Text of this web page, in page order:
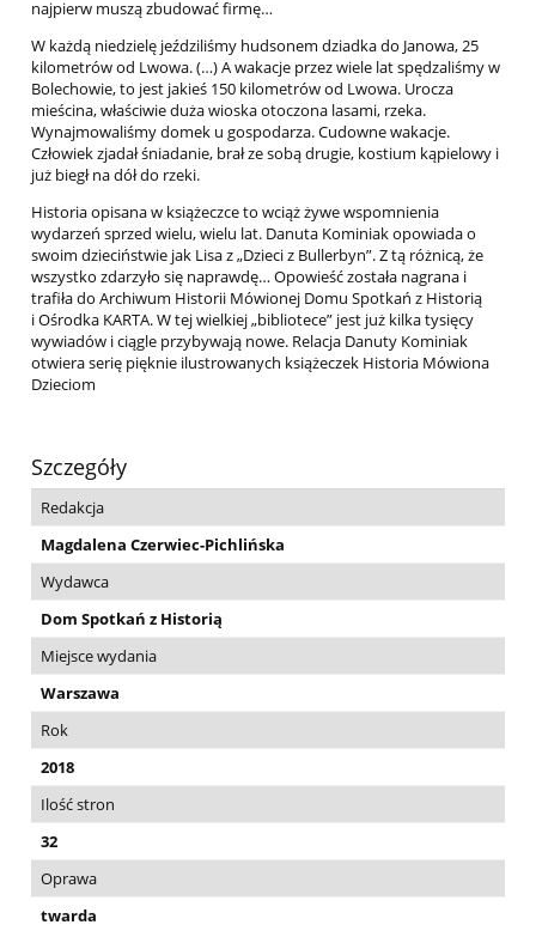
najpierw muszą zbudować firmę…
W każdą niedzielę jeździliśmy hudsonem dziadka do Janowa, 25
kilometrów od Lwowa. (…) A wakacje przez wiele lat spędzaliśmy w
Bolechowie, to jest jakieś 150 kilometrów od Lwowa. Urocza
mieścina, właściwie duża wioska otoczona lasami, rzeka.
Wynajmowaliśmy domek u gospodarza. Cudowne wakacje.
Człowiek zjadał śniadanie, brał ze sobą drugie, kostium kąpielowy i
już biegł na dół do rzeki.
Historia opisana w książeczce to wciąż żywe wspomnienia
wydarzeń sprzed wielu, wielu lat. Danuta Kominiak opowiada o
swoim dzieciństwie jak Lisa z „Dzieci z Bullerbyn”. Z tą różnicą, że
wszystko zdarzyło się naprawdę… Opowieść została nagrana i
trafiła do Archiwum Historii Mówionej Domu Spotkań z Historią
i Ośrodka KARTA. W tej wielkiej „bibliotece” jest już kilka tysięcy
wywiadów i ciągle przybywają nowe. Relacja Danuty Kominiak
otwiera serię pięknie ilustrowanych książeczek Historia Mówiona
Dzieciom
Szczegóły
Redakcja
Magdalena Czerwiec-Pichlińska
Wydawca
Dom Spotkań z Historią
Miejsce wydania
Warszawa
Rok
2018
Ilość stron
32
Oprawa
twarda